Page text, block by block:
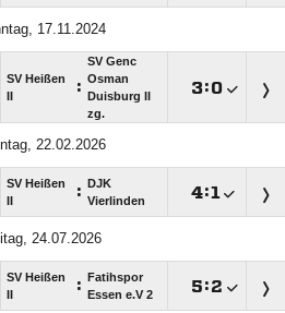
17.11.2024
SV Heißen
:
SV Genc
Osman
Duisburg II
zg.
:
22.02.2026
SV Heißen
:
DJK
Vierlinden
:
24.07.2026
SV Heißen
:
Fatihspor
Essen e.V 2
: